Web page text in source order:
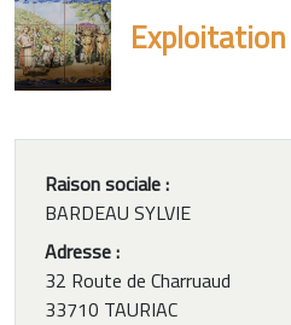
Raison sociale :
BARDEAU SYLVIE
Adresse :
32 Route de Charruaud
33710 TAURIAC